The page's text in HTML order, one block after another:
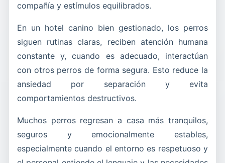
compañía y estímulos equilibrados.
En un hotel canino bien gestionado, los perros
siguen rutinas claras, reciben atención humana
constante y, cuando es adecuado, interactúan
con otros perros de forma segura. Esto reduce la
ansiedad por separación y evita
comportamientos destructivos.
Muchos perros regresan a casa más tranquilos,
seguros y emocionalmente estables,
especialmente cuando el entorno es respetuoso y